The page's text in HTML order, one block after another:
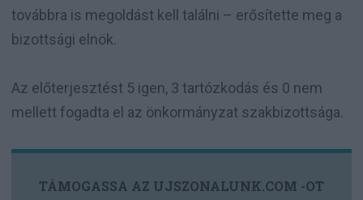
továbbra is megoldást kell találni – erősítette meg a
bizottsági elnök.
Az előterjesztést 5 igen, 3 tartózkodás és 0 nem
mellett fogadta el az önkormányzat szakbizottsága.
TÁMOGASSA AZ UJSZONALUNK.COM -OT